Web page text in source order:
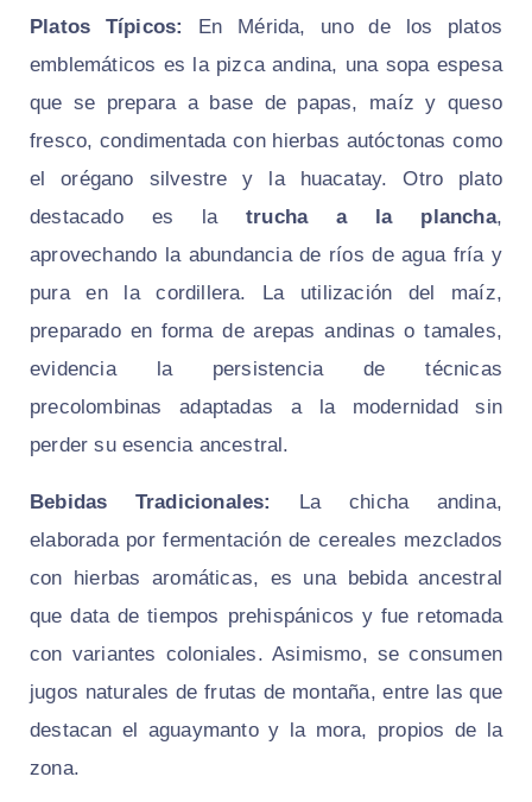
Platos Típicos:
En Mérida, uno de los platos
emblemáticos es la pizca andina, una sopa espesa
que se prepara a base de papas, maíz y queso
fresco, condimentada con hierbas autóctonas como
el orégano silvestre y la huacatay. Otro plato
destacado es latrucha a la plancha,
aprovechando la abundancia de ríos de agua fría y
pura en la cordillera. La utilización del maíz,
preparado en forma de arepas andinas o tamales,
evidencia la persistencia de técnicas
precolombinas adaptadas a la modernidad sin
perder su esencia ancestral.
Bebidas Tradicionales:
La chicha andina,
elaborada por fermentación de cereales mezclados
con hierbas aromáticas, es una bebida ancestral
que data de tiempos prehispánicos y fue retomada
con variantes coloniales. Asimismo, se consumen
jugos naturales de frutas de montaña, entre las que
destacan el aguaymanto y la mora, propios de la
zona.